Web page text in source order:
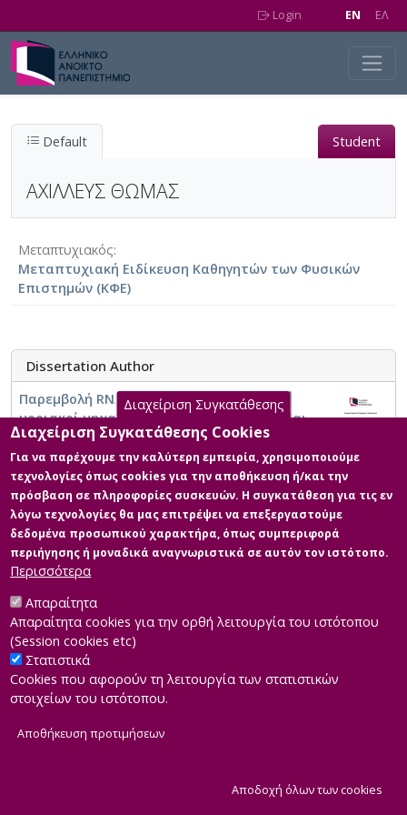
Login EN EΛ
Default Student
ΑΧΙΛΛΕΥΣ ΘΩΜΑΣ
Μεταπτυχιακός
Μεταπτυχιακή Ειδίκευση Καθηγητών των Φυσικών
Επιστημών (ΚΦΕ)
Dissertation Author
Παρεμβολή RNA: Ιστορική αναδρομή,
μοριακοί μηχανισμοί, βιολογικός ρόλος και
εφαρμογές
Developed byINTEROPTICS
Διαχείριση Συγκατάθεσης
Διαχείριση Συγκατάθεσης Cookies
Για να παρέχουμε την καλύτερη εμπειρία, χρησιμοποιούμε
τεχνολογίες όπως cookies για την αποθήκευση ή/και την
πρόσβαση σε πληροφορίες συσκευών. Η συγκατάθεση για τις εν
λόγω τεχνολογίες θα μας επιτρέψει να επεξεργαστούμε
δεδομένα προσωπικού χαρακτήρα, όπως συμπεριφορά
περιήγησης ή μοναδικά αναγνωριστικά σε αυτόν τον ιστότοπο.
Περισσότερα
Απαραίτητα
Απαραίτητα cookies για την ορθή λειτουργία του ιστότοπου
(Session cookies etc)
Στατιστικά
Cookies που αφορούν τη λειτουργία των στατιστικών
στοιχείων του ιστότοπου.
Αποθήκευση προτιμήσεων
Αποδοχή όλων των cookies